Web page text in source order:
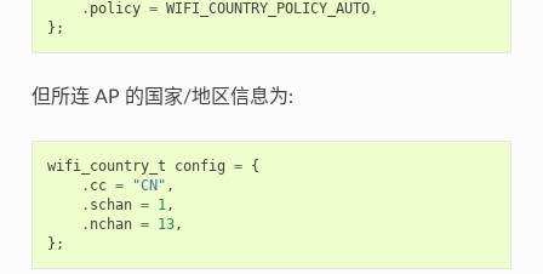
. policy = WIFI_COUNTRY_POLICY_AUTO,
};
但所连 AP 的国家/地区信息为:
wifi_country_t config = {
. cc = "CN" ,
. schan = 1,
. nchan = 13,
};